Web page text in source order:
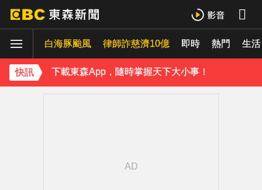
白海豚颱風 律師詐慈濟10億 即時 熱門 生活
快訊
下載東森App，隨時掌握天下大小事！
《理財達人秀》X 安聯投信免費講座報名中！搶先卡位 2027
下載東森App，隨時掌握天下大小事！